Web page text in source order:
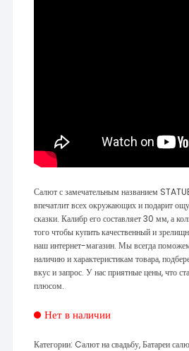
Салют с замечательным названием
впечатлит всех окружающих и подарит
сказки. Калибр его составляет 30 мм, а
того чтобы купить качественный и
наш интернет-магазин. Мы всегда
наличию и характеристикам товара,
вкус и запрос. У нас приятные цены, что
плюсом.
Нет в наличии
Категории: Cалют на свадьбу,Батареи